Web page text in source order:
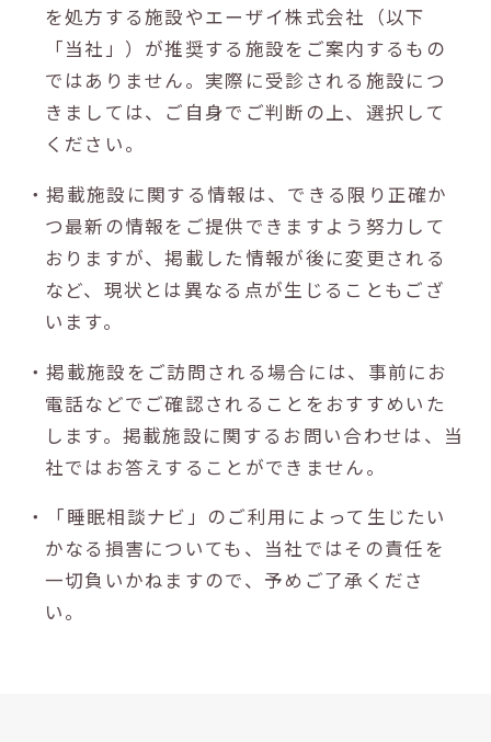
を処方する施設やエーザイ株式会社（以下
「当社」）が推奨する施設をご案内するもの
ではありません。実際に受診される施設につ
きましては、ご自身でご判断の上、選択して
ください。
・掲載施設に関する情報は、できる限り正確か
つ最新の情報をご提供できますよう努力して
おりますが、掲載した情報が後に変更される
など、現状とは異なる点が生じることもござ
います。
・掲載施設をご訪問される場合には、事前にお
電話などでご確認されることをおすすめいた
します。掲載施設に関するお問い合わせは、当
社ではお答えすることができません。
・「睡眠相談ナビ」のご利用によって生じたい
かなる損害についても、当社ではその責任を
一切負いかねますので、予めご了承くださ
い。